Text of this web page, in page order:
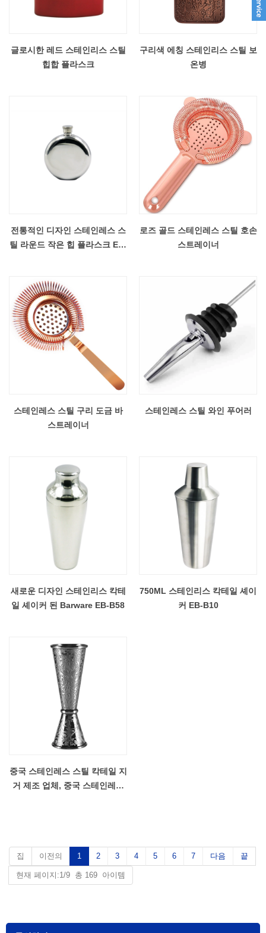
글로시한 레드 스테인리스 스틸
힙합 플라스크
구리색 에칭 스테인리스 스틸 보
온병
전통적인 디자인 스테인레스 스
틸 라운드 작은 힙 플라스크 EB-
로즈 골드 스테인레스 스틸 호손
스트레이너
스테인레스 스틸 구리 도금 바
스트레이너
스테인레스 스틸 와인 푸어러
새로운 디자인 스테인리스 칵테
일 셰이커 된 Barware EB-B58
750ML 스테인리스 칵테일 셰이
커 EB-B10
중국 스테인레스 스틸 칵테일 지
거 제조 업체, 중국 스테인레스
집 이전의 1 2 3 4 5 6 7 다음 끝
현재 페이지:1/9 총 169 아이템